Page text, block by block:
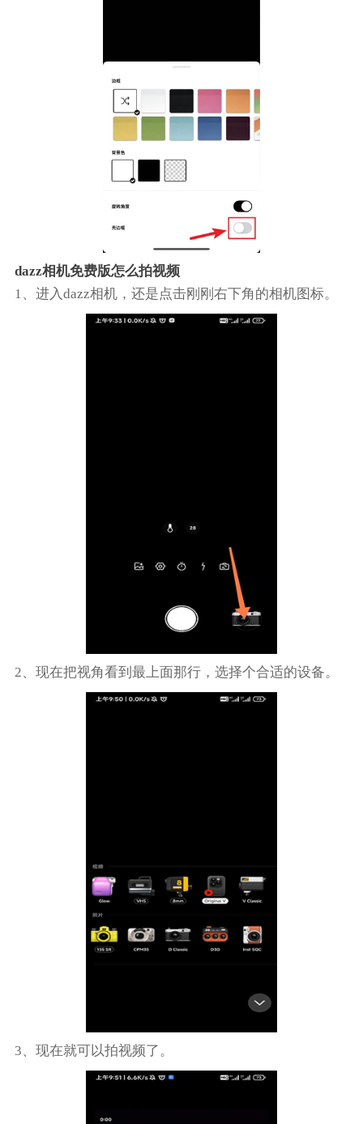
dazz相机免费版怎么拍视频
1、进入dazz相机，还是点击刚刚右下角的相机图标。
2、现在把视角看到最上面那行，选择个合适的设备。
3、现在就可以拍视频了。